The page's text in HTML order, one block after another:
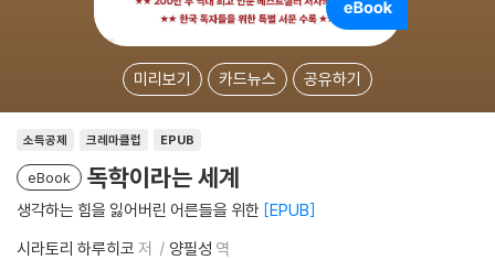
미리보기 카드뉴스 공유하기
소득공제 크레마클럽 EPUB
eBook 독학이라는 세계
생각하는 힘을 잃어버린 어른들을 위한 EPUB
시라토리 하루히코 저 양필성 역